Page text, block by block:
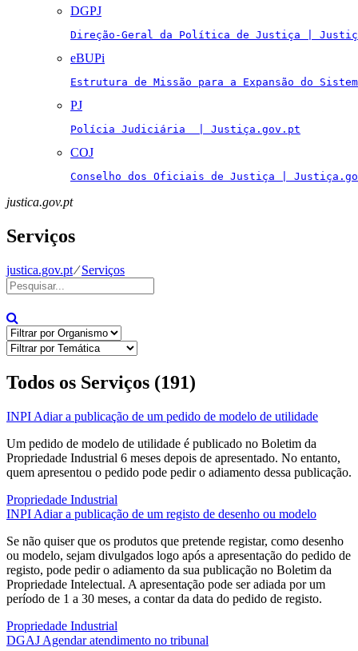
DGPJ
Direção-Geral da Política de Justiça |
eBUPi
Estrutura de Missão para a Expansão do
PJ
Polícia Judiciária  | Justiça.gov.pt
COJ
Conselho dos Oficiais de Justiça |
justica.gov.pt
Serviços
justica.gov.pt⁄Serviços
Todos os Serviços (191)
INPI Adiar a publicação de um pedido de modelo de utilidade
Um pedido de modelo de utilidade é publicado no Boletim da
Propriedade Industrial 6 meses depois de apresentado. No entanto,
quem apresentou o pedido pode pedir o adiamento dessa publicação.
Propriedade Industrial
INPI Adiar a publicação de um registo de desenho ou modelo
Se não quiser que os produtos que pretende registar, como desenho
ou modelo, sejam divulgados logo após a apresentação do pedido de
registo, pode pedir o adiamento da sua publicação no Boletim da
Propriedade Intelectual. A apresentação pode ser adiada por um
período de 1 a 30 meses, a contar da data do pedido de registo.
Propriedade Industrial
DGAJ Agendar atendimento no tribunal